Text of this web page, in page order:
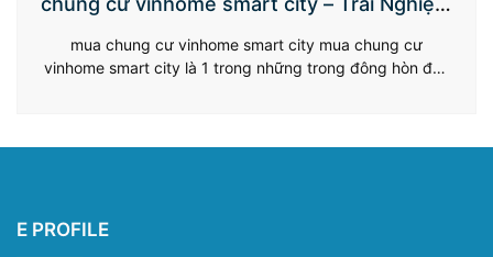
mua chung cư vinhome smart city mua chung cư
vinhome smart city là 1 trong những trong đông hòn đảo
E PROFILE